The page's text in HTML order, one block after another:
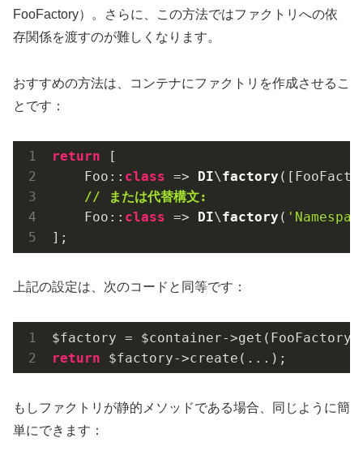
FooFactory）。さらに、この方法ではファクトリへの依
存関係を渡すのが難しくなります。
おすすめの方法は、コンテナにファクトリを作成させるこ
とです：
return [
    Foo::
class => DI\factory
// または代替構文:
    Foo::
class => DI\factory (
];
上記の設定は、次のコードと同等です：
$factory = $container-
return $factory->create(...);
もしファクトリが静的メソッドである場合、同じように簡
単にできます：